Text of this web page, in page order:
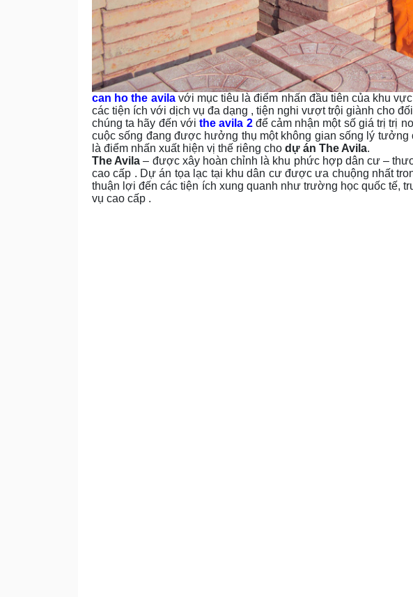
can ho the avila với mục tiêu là điểm nhấn đầu tiên của khu
các tiện ích với dịch vụ đa dạng , tiện nghi vượt trội giành cho
chúng ta hãy đến vớithe avila 2 để cảm nhận một số giá trị trị
cuộc sống đang được hưởng thụ một không gian sống lý tưởng
là điểm nhấn xuất hiện vị thế riêng cho dự án The Avila.
The Avila – được xây hoàn chỉnh là khu phức hợp dân cư –
cao cấp . Dự án tọa lạc tại khu dân cư được ưa chuộng nhất
thuận lợi đến các tiện ích xung quanh như trường học quốc tế,
vụ cao cấp .